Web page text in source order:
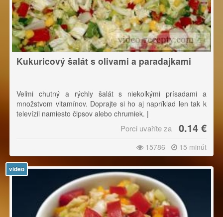
Kukuricový šalát s olivami a paradajkami
Veľmi chutný a rýchly šalát s niekoľkými prísadami a
množstvom vitamínov. Doprajte si ho aj napríklad len tak k
televízii namiesto čipsov alebo chrumiek. |
Pri krájaní sa riaďte pravidlom: Čím tvrdšia ingrediencia, tým
Porci uvaříte za 0.14 €
15786 15 minút
video